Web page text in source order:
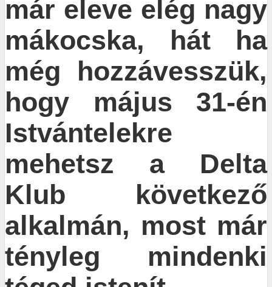
már eleve elég nagy
mákocska, hát ha
még hozzávesszük,
hogy május 31-én
Istvántelekre
mehetsz a Delta
Klub következő
alkalmán, most már
tényleg mindenki